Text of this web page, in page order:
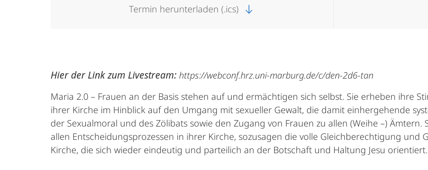
Termin herunterladen (.ics)
Hier der Link zum Livestream: https://webconf.hrz.uni-marburg.de/c/den-2d6-tan
Maria 2.0 – Frauen an der Basis stehen auf und ermächtigen sich selbst. Sie erheben ihre
ihrer Kirche im Hinblick auf den Umgang mit sexueller Gewalt, die damit einhergehende
der Sexualmoral und des Zölibats sowie den Zugang von Frauen zu allen (Weihe –)
allen Entscheidungsprozessen in ihrer Kirche, sozusagen die volle Gleichberechtigung und
Kirche, die sich wieder eindeutig und parteilich an der Botschaft und Haltung Jesu orientiert.